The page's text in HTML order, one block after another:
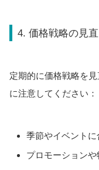
4. 価格戦略の見
定期的に価格戦略を
に注意してください：
季節やイベント
プロモーション